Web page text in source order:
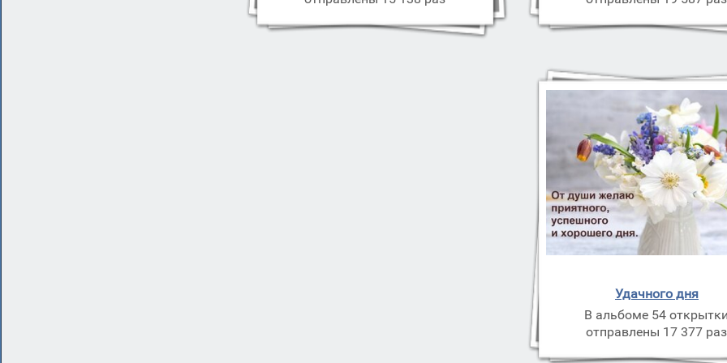
Удачного дня
В альбоме 54
отправлены 17 377 раз